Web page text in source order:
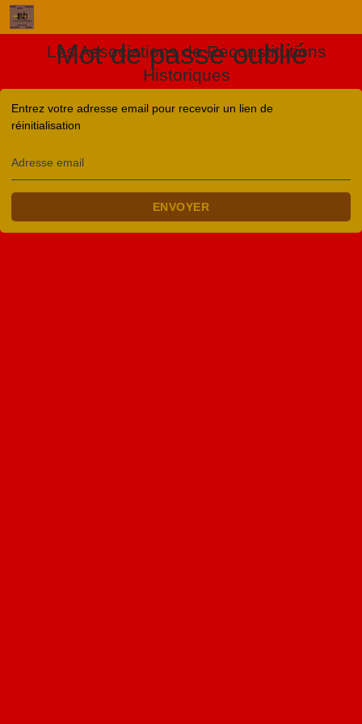
Les Associations de Reconstitutions
Historiques
Mot de passe oublié
Entrez votre adresse email pour recevoir un lien de
réinitialisation
Adresse email
ENVOYER